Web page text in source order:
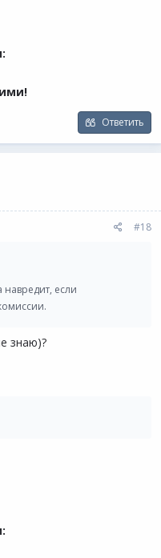
Ответить
#18
если
знаю)?